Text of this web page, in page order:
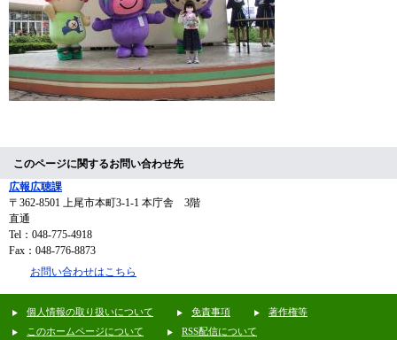
このページに関するお問い合わせ先
広報広聴課
〒362-8501
上尾市本町3-1-1 本庁舎 3階
直通
Tel：048-775-4918
Fax：048-776-8873
お問い合わせはこちら
個人情報の取り扱いについて 免責事項
著作権等
このホームページについて
RSS配信について